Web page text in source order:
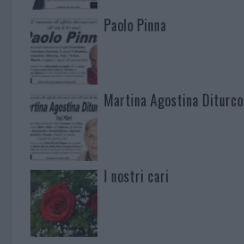
Paolo Pinna
Martina Agostina Diturco
I nostri cari